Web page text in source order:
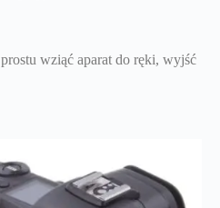
wziąć aparat do ręki, wyjść